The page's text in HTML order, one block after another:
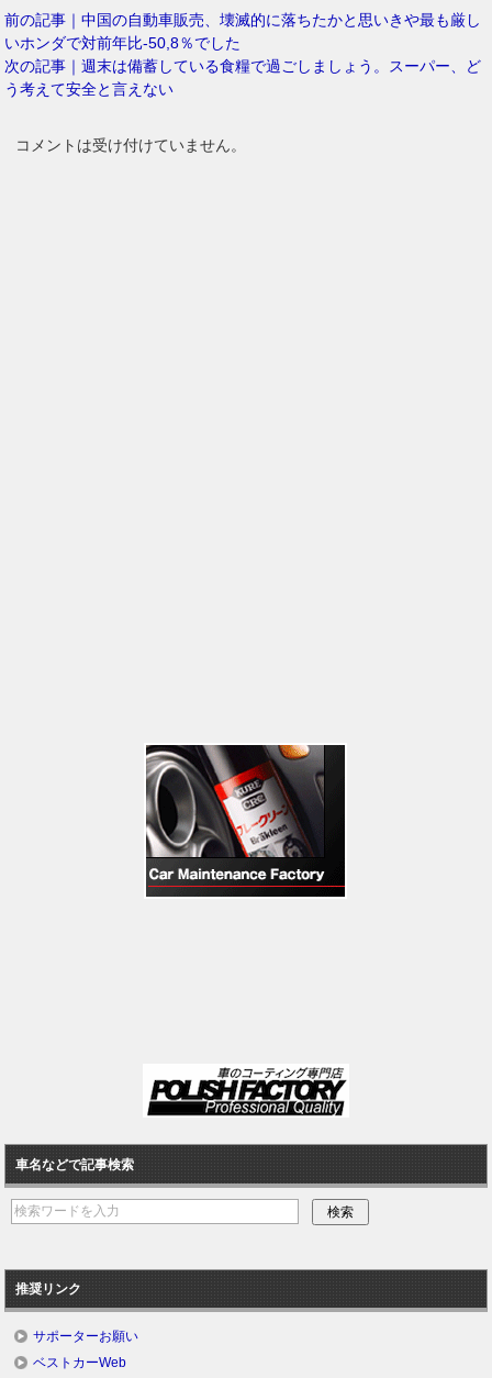
前の記事｜中国の自動車販売、壊滅的に落ちたかと思いきや最も厳し
いホンダで対前年比-50,8％でした
次の記事｜週末は備蓄している食糧で過ごしましょう。スーパー、ど
う考えて安全と言えない
コメントは受け付けていません。
車名などで記事検索
推奨リンク
サポーターお願い
ベストカーWeb